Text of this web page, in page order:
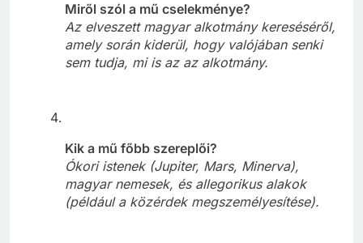
Miről szól a mű cselekménye?
Az elveszett magyar alkotmány kereséséről,
amely során kiderül, hogy valójában senki
sem tudja, mi is az az alkotmány.
Kik a mű főbb szereplői?
Ókori istenek (Jupiter, Mars, Minerva),
magyar nemesek, és allegorikus alakok
(például a közérdek megszemélyesítése).